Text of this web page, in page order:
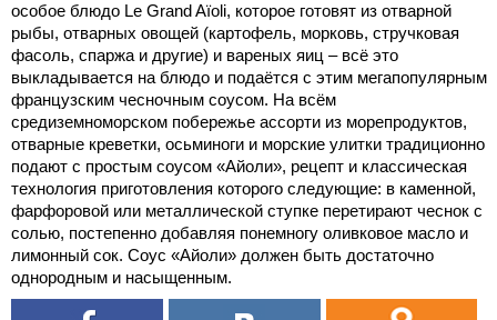
особое блюдо Le Grand Aïoli, которое готовят из отварной
рыбы, отварных овощей (картофель, морковь, стручковая
фасоль, спаржа и другие) и вареных яиц – всё это
выкладывается на блюдо и подаётся с этим мегапопулярным
французским чесночным соусом. На всём
средиземноморском побережье ассорти из морепродуктов,
отварные креветки, осьминоги и морские улитки традиционно
подают с простым соусом «Айоли», рецепт и классическая
технология приготовления которого следующие: в каменной,
фарфоровой или металлической ступке перетирают чеснок с
солью, постепенно добавляя понемногу оливковое масло и
лимонный сок. Соус «Айоли» должен быть достаточно
однородным и насыщенным.